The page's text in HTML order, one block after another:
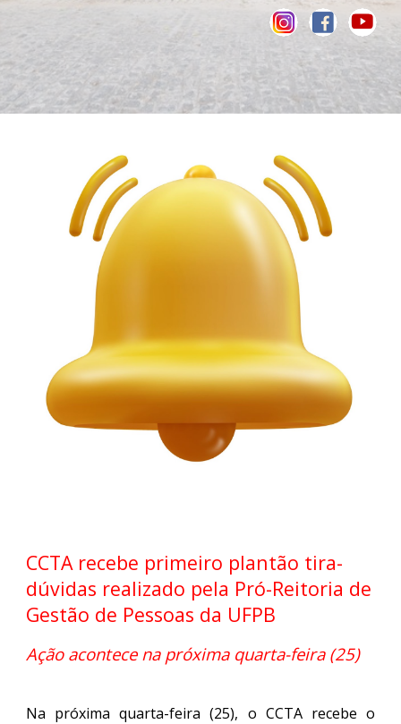
CCTA recebe primeiro plantão tira-
dúvidas realizado pela Pró-Reitoria de
Gestão de Pessoas da UFPB
Ação acontece na próxima quarta-feira (25)
Na próxima quarta-feira (25), o CCTA recebe o